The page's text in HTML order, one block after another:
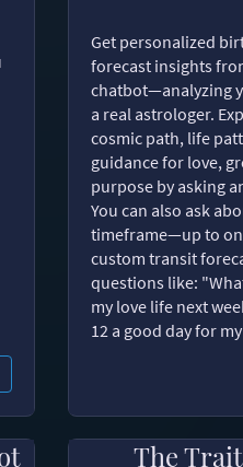
Get personalized
forecast insights
chatbot—analyzing
a real astrologer.
cosmic path, life
guidance for love,
purpose by asking
You can also ask
timeframe—up to
custom transit
questions like:
my love life next
12 a good day for
The